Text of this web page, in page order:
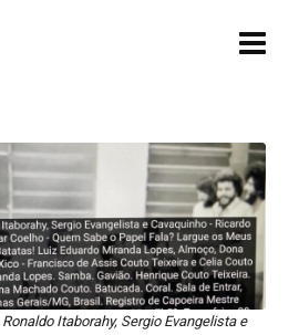
Itaborahy, Sergio Evangelista e